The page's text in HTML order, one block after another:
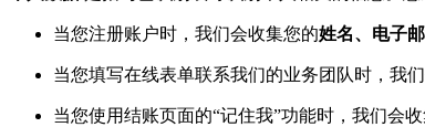
当您注册账户时，我们会收集您的姓名、电子
当您填写在线表单联系我们的业务团队时，我
当您使用结账页面的“记住我”功能时，我们会